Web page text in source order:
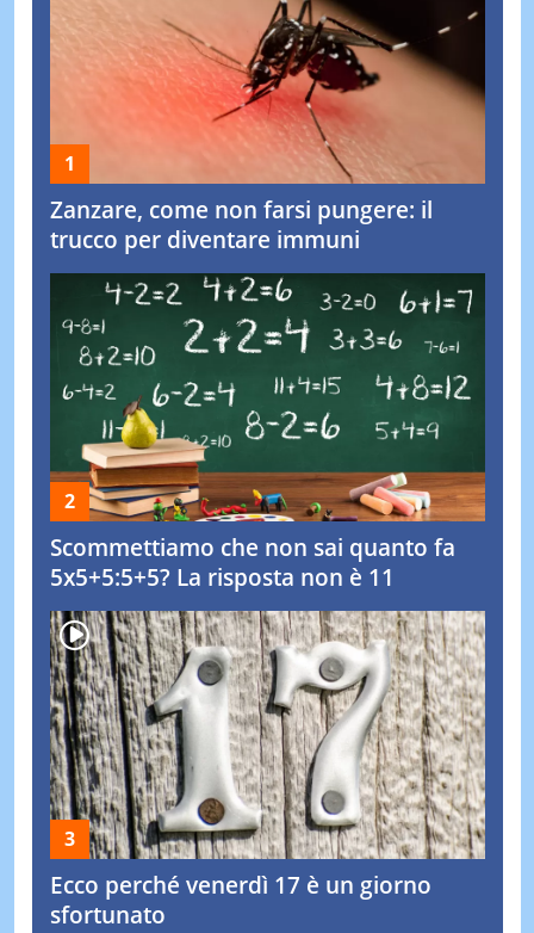
Zanzare, come non farsi pungere: il
trucco per diventare immuni
Scommettiamo che non sai quanto fa
5x5+5:5+5? La risposta non è 11
Ecco perché venerdì 17 è un giorno
sfortunato